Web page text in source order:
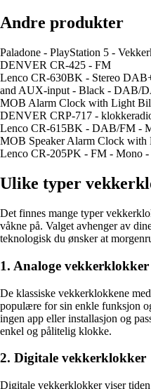
Andre produkter
Paladone - PlayStation 5 -
DENVER CR-425 - FM
Lenco CR-630BK - Stereo
and AUX-input - Black - DAB/
MOB Alarm Clock with Light
DENVER CRP-717 -
Lenco CR-615BK - DAB/FM -
MOB Speaker Alarm Clock
Lenco CR-205PK - FM - Mono -
Ulike typer
Det finnes mange typer
våkne på. Valget avhenger av
teknologisk du ønsker at
1. Analoge vekkerklokker
De klassiske vekkerklokkene
populære for sin enkle funksjon
ingen app eller installasjon og
enkel og pålitelig klokke.
2. Digitale vekkerklokker
Digitale vekkerklokker viser